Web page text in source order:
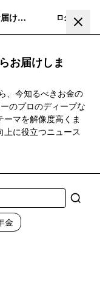
けし
ログイン
お届けしま
、今知るべきお金の
のプロのディープな
マを解像度高くま
上に役立つニュース
金